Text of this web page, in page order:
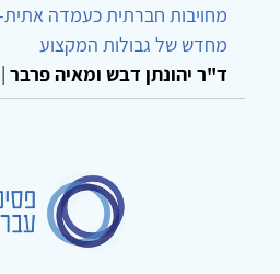
מחויבות חברתית כעמדה
מחדש של גבולות המקצוע
ד"ר יהונתן דבש ומאיה פרבר |